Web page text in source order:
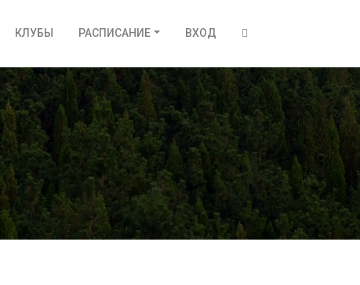
КЛУБЫ РАСПИСАНИЕ ВХОД